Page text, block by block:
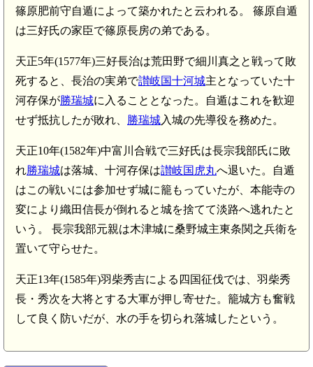
篠原肥前守自遁によって築かれたと云われる。 篠原自遁
は三好氏の家臣で篠原長房の弟である。
天正5年(1577年)三好長治は荒田野で細川真之と戦って敗
死すると、長治の実弟で讃岐国十河城主となっていた十
河存保が勝瑞城に入ることとなった。自遁はこれを歓迎
せず抵抗したが敗れ、 勝瑞城入城の先導役を務めた。
天正10年(1582年)中富川合戦で三好氏は長宗我部氏に敗
れ勝瑞城は落城、十河存保は讃岐国虎丸へ退いた。自遁
はこの戦いには参加せず城に籠もっていたが、本能寺の
変により織田信長が倒れると城を捨てて淡路へ逃れたと
いう。 長宗我部元親は木津城に桑野城主東条関之兵衛を
置いて守らせた。
天正13年(1585年)羽柴秀吉による四国征伐では、羽柴秀
長・秀次を大将とする大軍が押し寄せた。籠城方も奮戦
して良く防いだが、水の手を切られ落城したという。